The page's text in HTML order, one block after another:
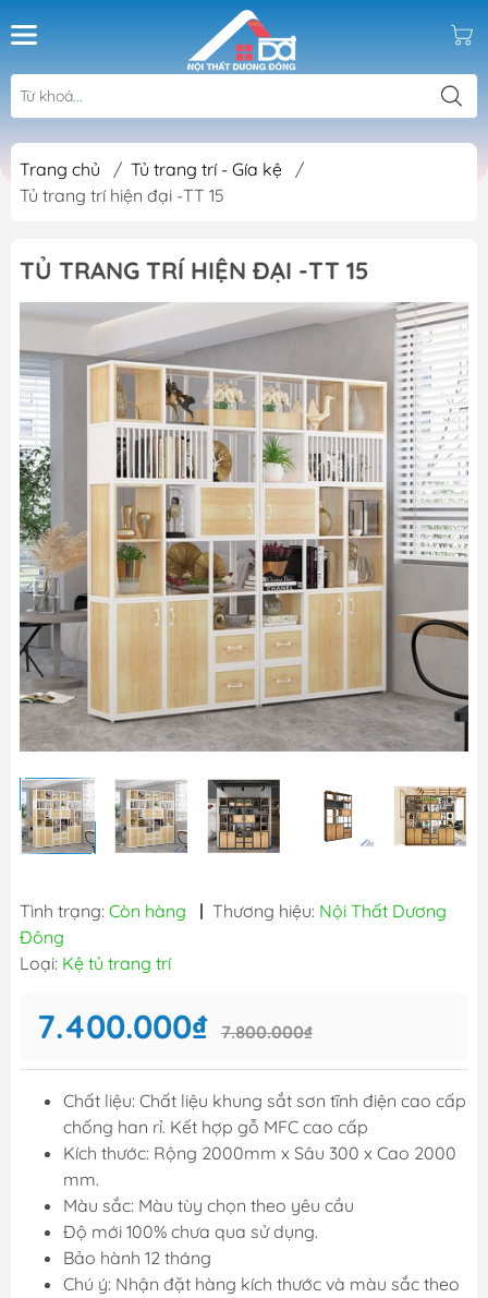
Trang chủ / Tủ trang trí - Gía kệ
/
Tủ trang trí hiện đại -TT 15
TỦ TRANG TRÍ HIỆN ĐẠI -TT 15
Tình trạng: Còn hàng | Thương hiệu: Nội Thất Dương
Đông
Loại: Kệ tủ trang trí
7.400.000₫ 7.800.000₫
Chất liệu: Chất liệu khung sắt sơn tĩnh điện cao cấp
chống han rỉ. Kết hợp gỗ MFC cao cấp
Kích thước: Rộng 2000mm x Sâu 300 x Cao 2000
mm.
Màu sắc: Màu tùy chọn theo yêu cầu
Độ mới 100% chưa qua sử dụng.
Bảo hành 12 tháng
Chú ý: Nhận đặt hàng kích thước và màu sắc theo